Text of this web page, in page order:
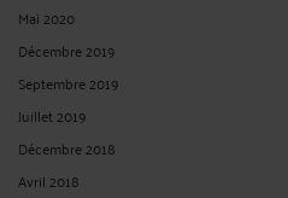
Mai 2020
Décembre 2019
Septembre 2019
Juillet 2019
Décembre 2018
Avril 2018